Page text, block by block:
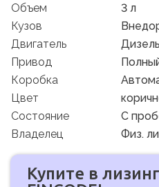
Объем
3 л
Кузов
Двигатель
Привод
Коробка
Цвет
Состояние
C
Владелец
Физ.
Купите в